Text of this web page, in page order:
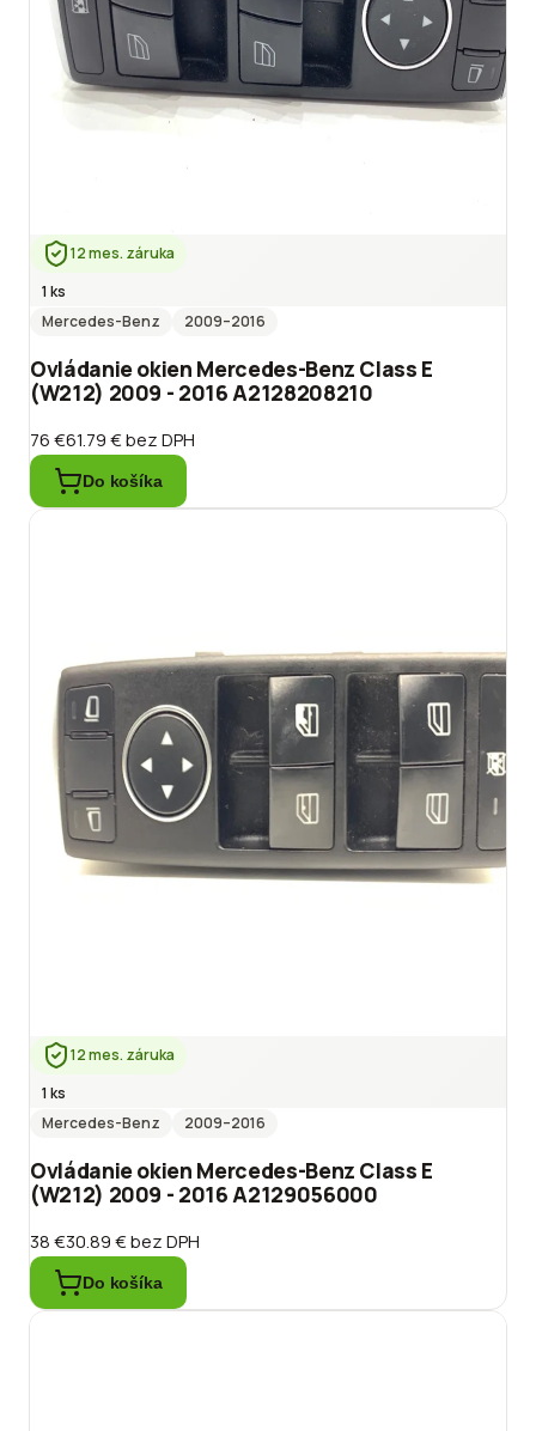
12 mes. záruka
1 ks
Mercedes-Benz
2009–2016
Ovládanie okien Mercedes-Benz Class E
(W212) 2009 - 2016 A2128208210
76 €61.79 €bez DPH
Do košíka
12 mes. záruka
1 ks
Mercedes-Benz
2009–2016
Ovládanie okien Mercedes-Benz Class E
(W212) 2009 - 2016 A2129056000
38 €30.89 €bez DPH
Do košíka